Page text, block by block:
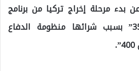
عن بدء مرحلة إخراج تركيا من برنامج
إنتاج مقاتلات “إف 35” بسبب شرائها منظومة الدفاع